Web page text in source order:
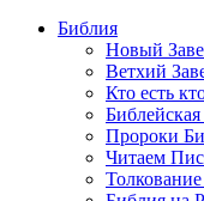
Библия
Новый
Ветхий
Кто есть
Библейская
Пророки
Читаем